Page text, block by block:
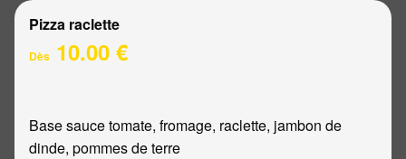
Pizza raclette
Dès 10.00 €
Base sauce tomate, fromage, raclette, jambon de
dinde, pommes de terre